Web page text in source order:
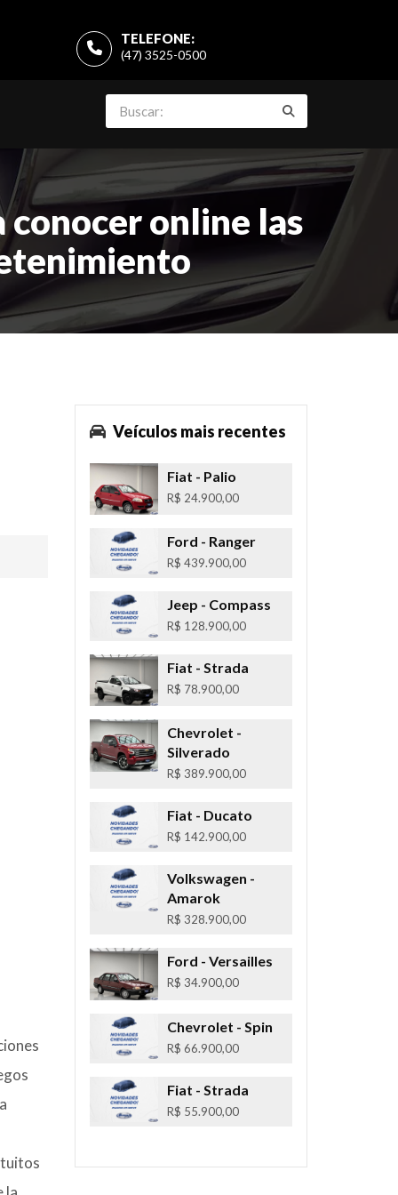
TELEFONE:
(47) 3525-0500
online las
Veículos mais recentes
Fiat - Palio
R$ 24.900,00
Ford - Ranger
R$ 439.900,00
Jeep - Compass
R$ 128.900,00
Fiat - Strada
R$ 78.900,00
Chevrolet -
Silverado
R$ 389.900,00
Fiat - Ducato
R$ 142.900,00
Volkswagen -
Amarok
R$ 328.900,00
Ford - Versailles
R$ 34.900,00
Chevrolet - Spin
R$ 66.900,00
Fiat - Strada
R$ 55.900,00